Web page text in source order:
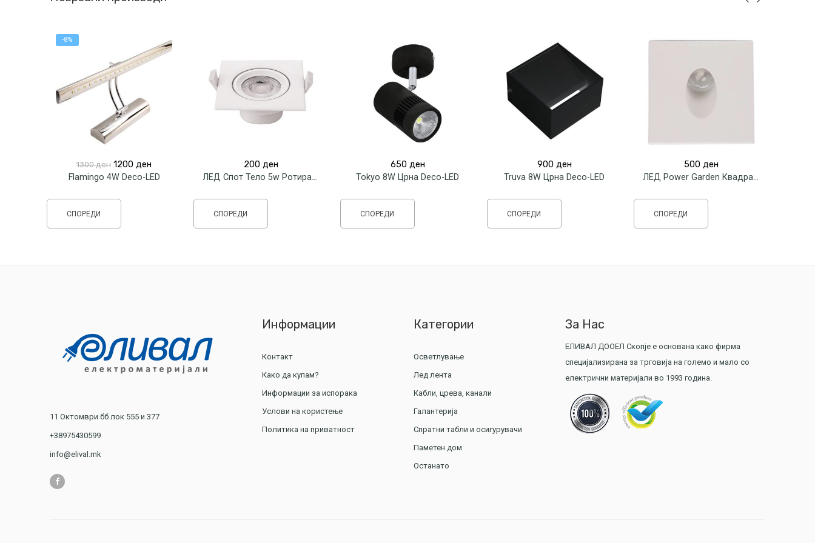
-8%
1300ден Original
price
1200 ден
price
Flamingo 4W Deco-LED
СПОРЕДИ
200 ден
СПОРЕДИ
650 ден
Tokyo 8W Црна Deco-LED
СПОРЕДИ
900 ден
Truva 8W Црна Deco-LED
СПОРЕДИ
500 ден
СПОРЕДИ
11 Октомври бб лок 555 и 377
+38975430599
info@elival.mk
Информации
Контакт
Како да купам?
Информации за испорака
Услови на користење
Политика на приватност
Категории
Осветлување
Лед лента
Кабли, црева, канали
Галантерија
Спратни табли и осигурувачи
Паметен дом
Останато
За Нас
ЕЛИВАЛ ДООЕЛ Скопје е основана како фирма
специјализирана за трговија на големо и мало со
електрични материјали во 1993 година.